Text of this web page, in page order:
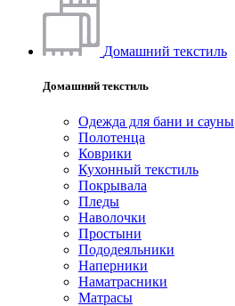
Домашний текстиль
Домашний текстиль
Одежда для бани и сауны
Полотенца
Коврики
Кухонный текстиль
Покрывала
Пледы
Наволочки
Простыни
Пододеяльники
Наперники
Наматрасники
Матрасы